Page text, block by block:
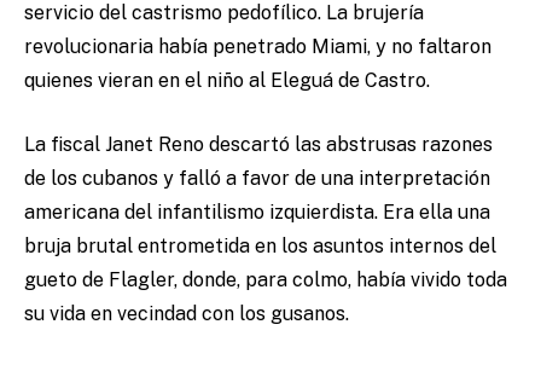
servicio del castrismo pedofílico. La brujería
revolucionaria había penetrado Miami, y no faltaron
quienes vieran en el niño al Eleguá de Castro.
La fiscal Janet Reno descartó las abstrusas razones
de los cubanos y falló a favor de una interpretación
americana del infantilismo izquierdista. Era ella una
bruja brutal entrometida en los asuntos internos del
gueto de Flagler, donde, para colmo, había vivido toda
su vida en vecindad con los gusanos.